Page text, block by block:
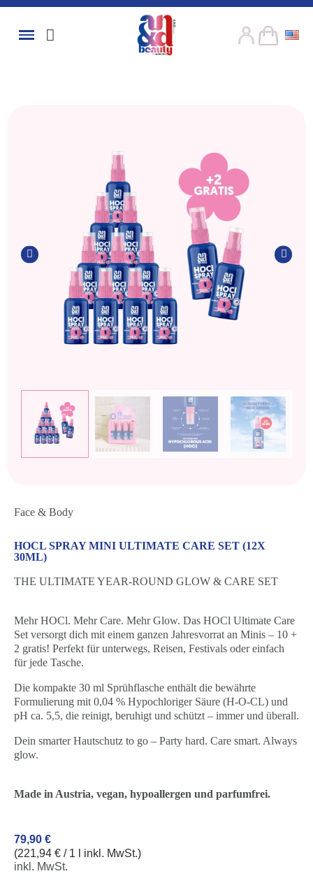
Face & Body
HOCL SPRAY MINI ULTIMATE CARE SET (12X
30ML)
THE ULTIMATE YEAR-ROUND GLOW & CARE SET
Mehr HOCl. Mehr Care. Mehr Glow. Das HOCl Ultimate Care
Set versorgt dich mit einem ganzen Jahresvorrat an Minis – 10 +
2 gratis! Perfekt für unterwegs, Reisen, Festivals oder einfach
für jede Tasche.
Die kompakte 30 ml Sprühflasche enthält die bewährte
Formulierung mit 0,04 % Hypochloriger Säure (H-O-CL) und
pH ca. 5,5, die reinigt, beruhigt und schützt – immer und überall.
Dein smarter Hautschutz to go – Party hard. Care smart. Always
glow.
Made in Austria, vegan, hypoallergen und parfumfrei.
79,90 €
(221,94 € / 1 l inkl. MwSt.)
inkl. MwSt.